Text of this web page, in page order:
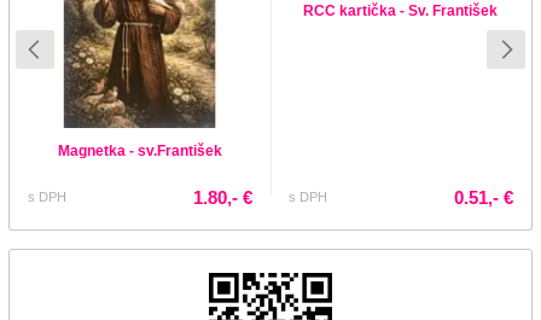
Magnetka - sv.František
s DPH 1.80,- €
RCC kartička - Sv. František
s DPH 0.51,- €